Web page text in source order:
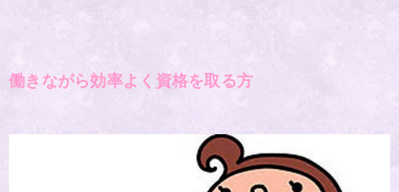
働きながら効率よく資格を取る方